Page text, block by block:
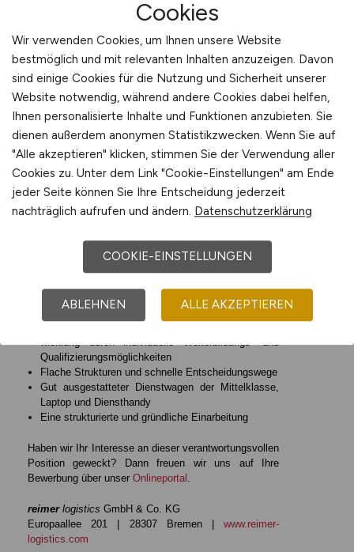
Cookies
Wir verwenden Cookies, um Ihnen unsere Website
bestmöglich und mit relevanten Inhalten anzuzeigen. Davon
sind einige Cookies für die Nutzung und Sicherheit unserer
Website notwendig, während andere Cookies dabei helfen,
Ihnen personalisierte Inhalte und Funktionen anzubieten. Sie
dienen außerdem anonymen Statistikzwecken. Wenn Sie auf
"Alle akzeptieren" klicken, stimmen Sie der Verwendung aller
Cookies zu. Unter dem Link "Cookie-Einstellungen" am Ende
jeder Seite können Sie Ihre Entscheidung jederzeit
nachträglich aufrufen und ändern. Datenschutzerklärung
COOKIE-EINSTELLUNGEN
ABLEHNEN ALLE AKZEPTIEREN